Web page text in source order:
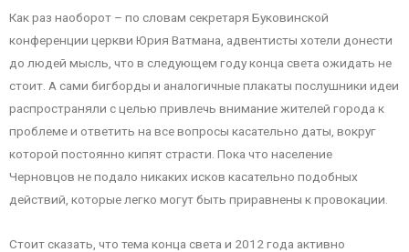
Как раз наоборот – по словам секретаря Буковинской
конференции церкви Юрия Ватмана, адвентисты хотели донести
до людей мысль, что в следующем году конца света ожидать не
стоит. А сами бигборды и аналогичные плакаты послушники идеи
распространяли с целью привлечь внимание жителей города к
проблеме и ответить на все вопросы касательно даты, вокруг
которой постоянно кипят страсти. Пока что население
Черновцов не подало никаких исков касательно подобных
действий, которые легко могут быть приравнены к провокации.
Стоит сказать, что тема конца света и 2012 года активно